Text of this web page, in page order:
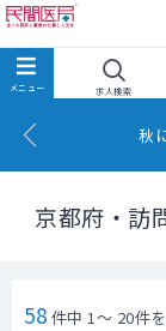
求人検索
秋
京都府・訪
58 件中 1～ 20件